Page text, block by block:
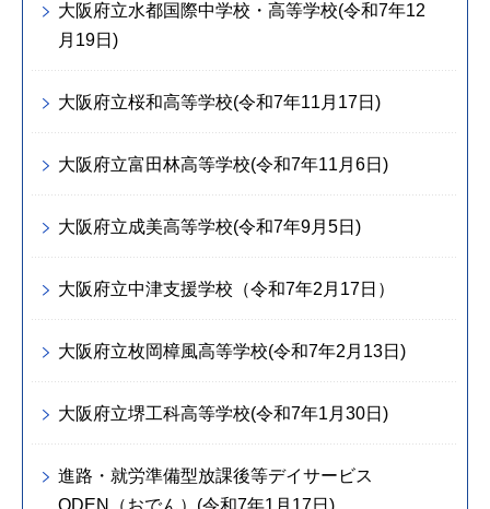
大阪府立水都国際中学校・高等学校(令和7年12
月19日)
大阪府立桜和高等学校(令和7年11月17日)
大阪府立富田林高等学校(令和7年11月6日)
大阪府立成美高等学校(令和7年9月5日)
大阪府立中津支援学校（令和7年2月17日）
大阪府立枚岡樟風高等学校(令和7年2月13日)
大阪府立堺工科高等学校(令和7年1月30日)
進路・就労準備型放課後等デイサービス